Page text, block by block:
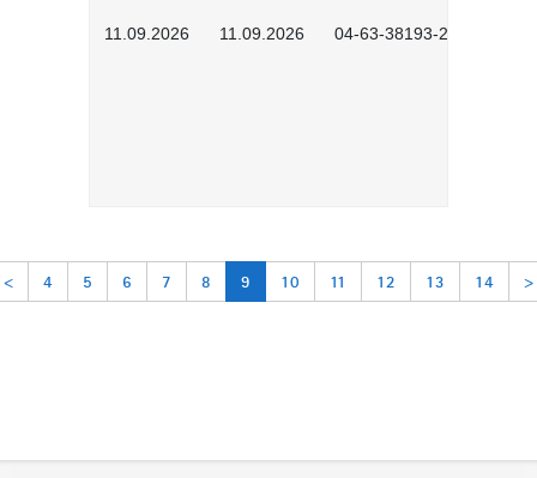
11.09.2026 11.09.2026 04-63-38193-2602
< 4 5 6 7 8 9 10 11 12 13 14 >